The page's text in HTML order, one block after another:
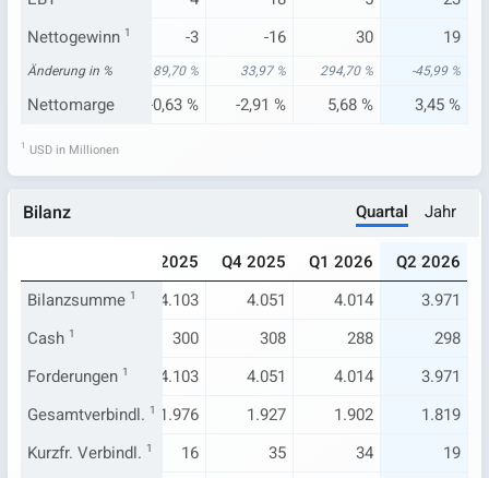
Nettogewinn 1
35 -3 -16 30 19
Änderung in %
265,08 % 89,70 % 33,97 % 294,70 % -45,99 %
Nettomarge
6,43 % -0,63 % -2,91 % 5,68 % 3,45 %
1 USD in Millionen
Bilanz Quartal Jahr
Q3 2025 Q4 2025 Q1 2026
Q2 2026
Bilanzsumme 1
4.107 4.103 4.051 4.014
3.971
Cash 1 300 308 288
298
Forderungen 1
4.107 4.103 4.051 4.014
3.971
Gesamtverbindl. 1
1.992 1.976 1.927 1.902
1.819
Kurzfr. Verbindl. 1
29 16 35 34
19